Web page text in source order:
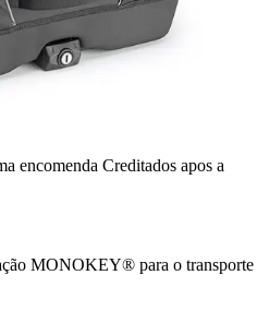
encomenda Creditados apos a
MONOKEY® para o transporte